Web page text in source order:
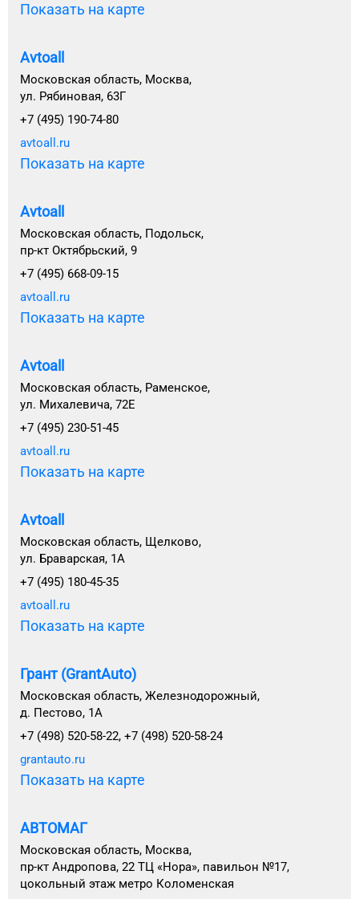
Показать на карте
Avtoall
Московская область, Москва,
ул. Рябиновая, 63Г
+7 (495) 190-74-80
avtoall.ru
Показать на карте
Avtoall
Московская область, Подольск,
пр-кт Октябрьский, 9
+7 (495) 668-09-15
avtoall.ru
Показать на карте
Avtoall
Московская область, Раменское,
ул. Михалевича, 72Е
+7 (495) 230-51-45
avtoall.ru
Показать на карте
Avtoall
Московская область, Щелково,
ул. Браварская, 1А
+7 (495) 180-45-35
avtoall.ru
Показать на карте
Грант (GrantAuto)
Московская область, Железнодорожный,
д. Пестово, 1А
+7 (498) 520-58-22, +7 (498) 520-58-24
grantauto.ru
Показать на карте
АВТОМАГ
Московская область, Москва,
пр-кт Андропова, 22 ТЦ «Нора», павильон №17,
цокольный этаж метро Коломенская